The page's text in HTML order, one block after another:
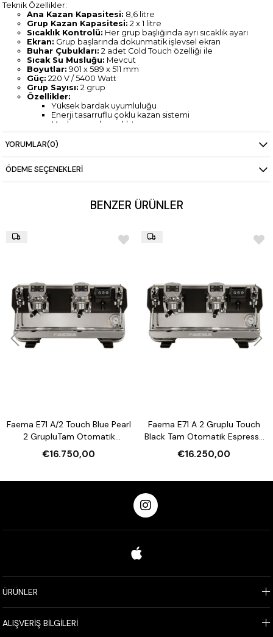
Teknik Özellikler:
Ana Kazan Kapasitesi: 8,6 litre
Grup Kazan Kapasitesi: 2 x 1 litre
Sıcaklık Kontrolü: Her grup başlığında ayrı sıcaklık ayarı
Ekran: Grup başlarında dokunmatik işlevsel ekran
Buhar Çubukları: 2 adet Cold Touch özelliği ile
Sıcak Su Musluğu: Mevcut
Boyutlar: 901 x 589 x 511 mm
Güç: 220 V / 5400 Watt
Grup Sayısı: 2 grup
Özellikler:
Yüksek bardak uyumluluğu
Enerji tasarruflu çoklu kazan sistemi
Modern ve dayanıklı tasarım
YORUMLAR(0)
ÖDEME SEÇENEKLERI
BENZER ÜRÜNLER
Faema E71 A/2 Touch Blue Pearl
2 GrupluTam Otomatik
Espresso Kahve Makinesi
€16.750,00
Faema E71 A 2 Gruplu Touch
Black Tam Otomatik Espresso
Kahve Makinesi
€16.250,00
ÜRÜNLER
ALIŞVERİŞ BİLGİLERİ